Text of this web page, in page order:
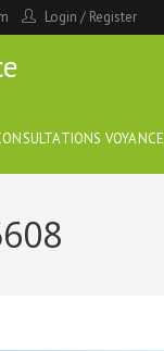
Login / Register
VOYANCE